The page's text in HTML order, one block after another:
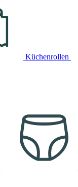
Küchenrollen